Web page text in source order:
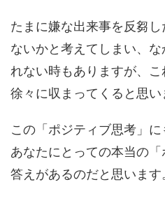
たまに嫌な出来事を反芻
ないかと考えてしまい、
れない時もありますが、
徐々に収まってくると思い
この「ポジティブ思考」に
あなたにとっての本当の
答えがあるのだと思います